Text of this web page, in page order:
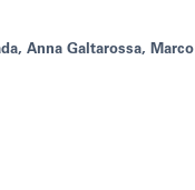
Anna Galtarossa, Marco